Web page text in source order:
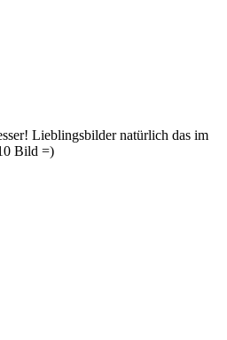
Lieblingsbilder natürlich das im
Bild =)